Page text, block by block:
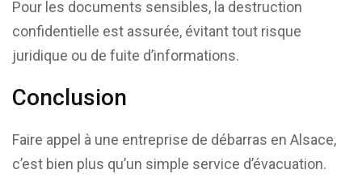
Pour les documents sensibles, la destruction
confidentielle est assurée, évitant tout risque
juridique ou de fuite d’informations.
Conclusion
Faire appel à une entreprise de débarras en Alsace,
c’est bien plus qu’un simple service d’évacuation.